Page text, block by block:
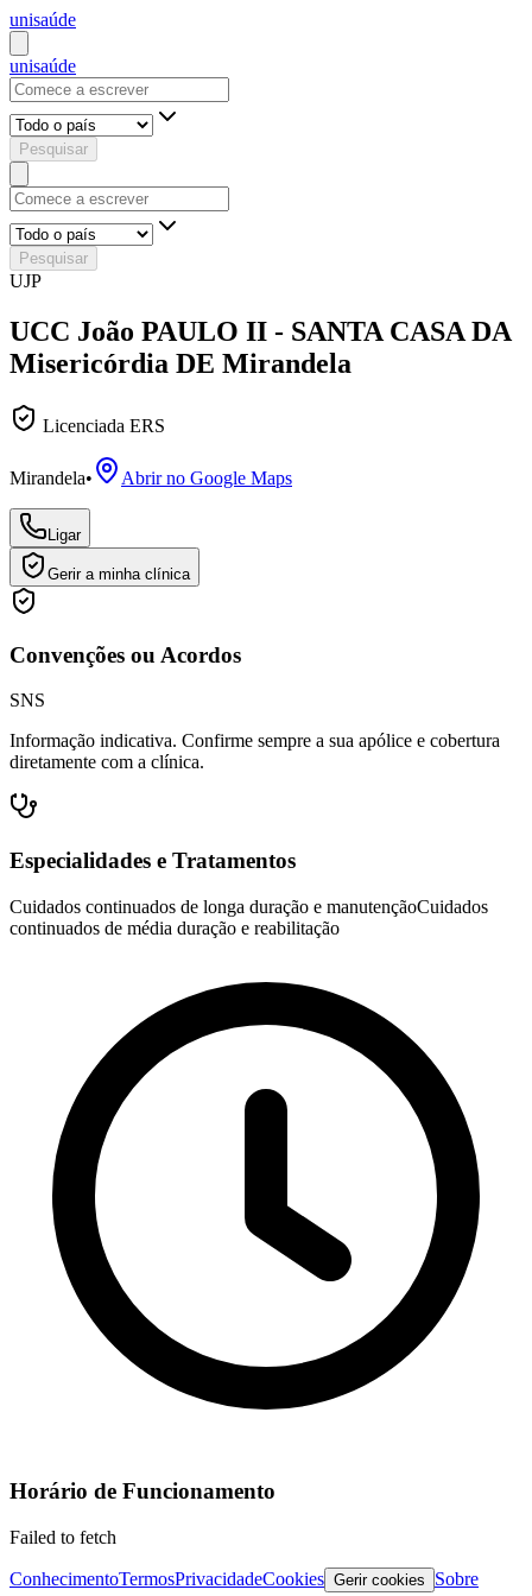
unisaúde
unisaúde
Pesquisar
Pesquisar
UJP
UCC João PAULO II - SANTA CASA DA
Misericórdia DE Mirandela
Licenciada ERS
Mirandela• Abrir no Google Maps
Ligar
Gerir a minha clínica
Convenções ou Acordos
SNS
Informação indicativa. Confirme sempre a sua apólice e cobertura
diretamente com a clínica.
Especialidades e Tratamentos
Cuidados continuados de longa duração e manutençãoCuidados
continuados de média duração e reabilitação
Horário de Funcionamento
Failed to fetch
ConhecimentoTermosPrivacidadeCookies Gerir cookies Sobre